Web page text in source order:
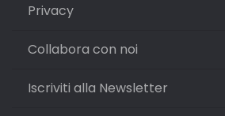
Privacy
Collabora con noi
Iscriviti alla Newsletter